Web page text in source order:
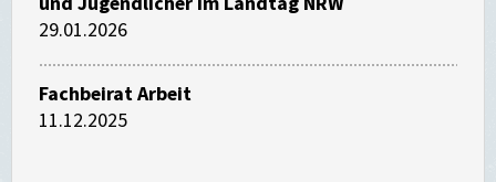
29.01.2026
Fachbeirat Arbeit
11.12.2025